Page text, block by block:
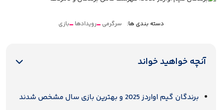
دسته بندی ها: سرگرمی رویدادها بازی
آنچه خواهید خواند
برندگان گیم اواردز 2025 و بهترین بازی سال مشخص شدند